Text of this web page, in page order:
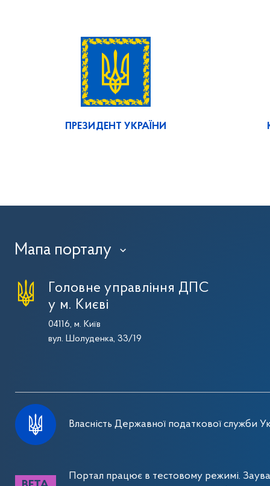
ПРЕЗИДЕНТ УКРАЇНИ
Мапа порталу ›
Головне управління ДПС
у м. Києві
04116, м. Київ
вул. Шолуденка, 33/19
Власність Державної податкової служби
Портал працює в тестовому режимі.